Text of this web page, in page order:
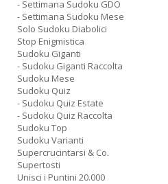
- Settimana Sudoku GDO
- Settimana Sudoku Mese
Solo Sudoku Diabolici
Stop Enigmistica
Sudoku Giganti
- Sudoku Giganti Raccolta
Sudoku Mese
Sudoku Quiz
- Sudoku Quiz Estate
- Sudoku Quiz Raccolta
Sudoku Top
Sudoku Varianti
Supercrucintarsi & Co.
Supertosti
Unisci i Puntini 20.000